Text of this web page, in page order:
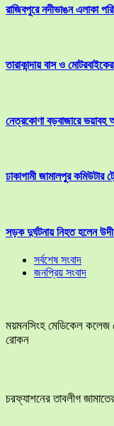
রাজিবপুরে নদীভাঙন এলাকা
তারাকান্দায় বাস ও
নেত্রকোণা বড়বাজারে ভয়াবহ
ঢাকাগামী জামালপুর কমিউটার
সড়ক দুর্ঘটনায় নিহত হলেন
সর্বশেষ সংবাদ
জনপ্রিয় সংবাদ
ময়মনসিংহ মেডিকেল
রোকন
চরফ্যাশনের তাবলীগ